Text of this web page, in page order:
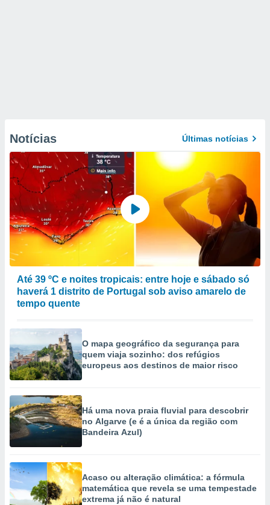
Notícias Últimas notícias
Até 39 ºC e noites tropicais: entre hoje e sábado só
haverá 1 distrito de Portugal sob aviso amarelo de
tempo quente
O mapa geográfico da segurança para
quem viaja sozinho: dos refúgios
europeus aos destinos de maior risco
Há uma nova praia fluvial para descobrir
no Algarve (e é a única da região com
Bandeira Azul)
Acaso ou alteração climática: a fórmula
matemática que revela se uma tempestade
extrema já não é natural